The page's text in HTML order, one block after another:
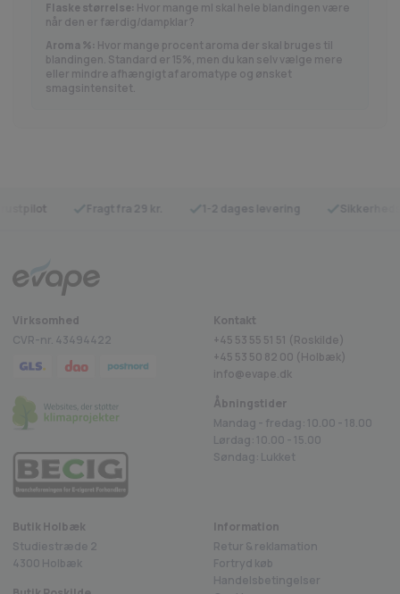
Flaske størrelse: Hvor mange ml skal hele blandingen være
når den er færdig/dampklar?
Aroma %: Hvor mange procent aroma der skal bruges til
blandingen. Standard er 15%, men du kan selv vælge mere
eller mindre afhængigt af aromatype og ønsket
smagsintensitet.
Fragt fra 29 kr. 1-2 dages levering
Virksomhed
CVR-nr. 43494422
Kontakt
+45 53 55 51 51 (Roskilde)
+45 53 50 82 00 (Holbæk)
info@evape.dk
Åbningstider
Mandag - fredag: 10.00 - 18.00
Lørdag: 10.00 - 15.00
Søndag: Lukket
Butik Holbæk
Studiestræde 2
4300 Holbæk
Information
Retur & reklamation
Fortryd køb
Handelsbetingelser